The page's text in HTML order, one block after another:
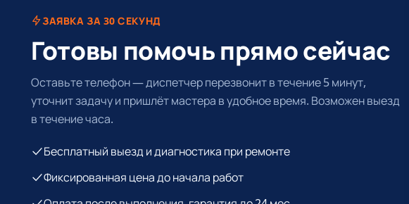
ЗАЯВКА ЗА 30 СЕКУНД
Готовы помочь прямо сейчас
Оставьте телефон — диспетчер перезвонит в течение 5 минут,
уточнит задачу и пришлёт мастера в удобное время. Возможен выезд
в течение часа.
Бесплатный выезд и диагностика при ремонте
Фиксированная цена до начала работ